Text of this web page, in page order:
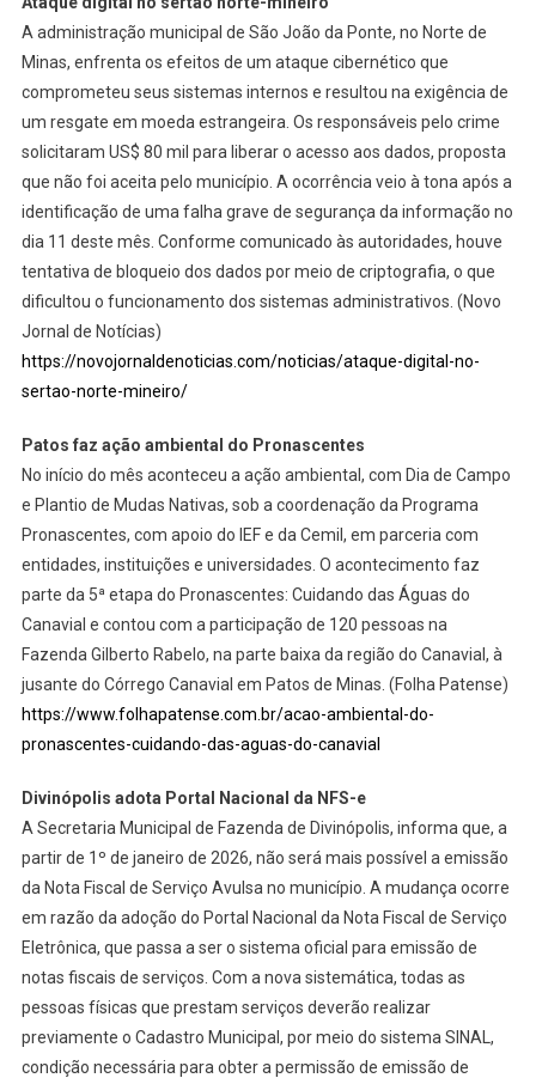
A administração municipal de São João da Ponte, no Norte de
Minas, enfrenta os efeitos de um ataque cibernético que
comprometeu seus sistemas internos e resultou na exigência de
um resgate em moeda estrangeira. Os responsáveis pelo crime
solicitaram US$ 80 mil para liberar o acesso aos dados, proposta
que não foi aceita pelo município. A ocorrência veio à tona após a
identificação de uma falha grave de segurança da informação no
dia 11 deste mês. Conforme comunicado às autoridades, houve
tentativa de bloqueio dos dados por meio de criptografia, o que
dificultou o funcionamento dos sistemas administrativos. (Novo
Jornal de Notícias)
https://novojornaldenoticias.com/noticias/ataque-digital-no-
sertao-norte-mineiro/
Patos faz ação ambiental do Pronascentes
No início do mês aconteceu a ação ambiental, com Dia de Campo
e Plantio de Mudas Nativas, sob a coordenação da Programa
Pronascentes, com apoio do IEF e da Cemil, em parceria com
entidades, instituições e universidades. O acontecimento faz
parte da 5ª etapa do Pronascentes: Cuidando das Águas do
Canavial e contou com a participação de 120 pessoas na
Fazenda Gilberto Rabelo, na parte baixa da região do Canavial, à
jusante do Córrego Canavial em Patos de Minas. (Folha Patense)
https://www.folhapatense.com.br/acao-ambiental-do-
pronascentes-cuidando-das-aguas-do-canavial
Divinópolis adota Portal Nacional da NFS-e
A Secretaria Municipal de Fazenda de Divinópolis, informa que, a
partir de 1º de janeiro de 2026, não será mais possível a emissão
da Nota Fiscal de Serviço Avulsa no município. A mudança ocorre
em razão da adoção do Portal Nacional da Nota Fiscal de Serviço
Eletrônica, que passa a ser o sistema oficial para emissão de
notas fiscais de serviços. Com a nova sistemática, todas as
pessoas físicas que prestam serviços deverão realizar
previamente o Cadastro Municipal, por meio do sistema SINAL,
condição necessária para obter a permissão de emissão de